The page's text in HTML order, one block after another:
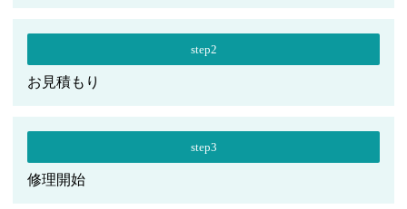
step2
お見積もり
step3
修理開始